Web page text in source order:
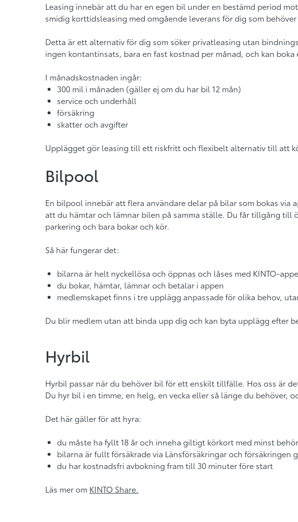
Leasing innebär att du har en egen bil under en bestämd period
smidig korttidsleasing med omgående leverans för dig som
Detta är ett alternativ för dig som söker privatleasing utan
ingen kontantinsats, bara en fast kostnad per månad, och kan
I månadskostnaden ingår:
300 mil i månaden (gäller ej om du har bil 12 mån)
service och underhåll
försäkring
skatter och avgifter
Upplägget gör leasing till ett riskfritt och flexibelt alternativ till att
Bilpool
En bilpool innebär att flera användare delar på bilar som bokas via
att du hämtar och lämnar bilen på samma ställe. Du får tillgång till
parkering och bara bokar och kör.
Så här fungerar det:
bilarna är helt nyckellösa och öppnas och låses med KINTO-
du bokar, hämtar, lämnar och betalar i appen
medlemskapet finns i tre upplägg anpassade för olika behov,
Du blir medlem utan att binda upp dig och kan byta upplägg efter
Hyrbil
Hyrbil passar när du behöver bil för ett enskilt tillfälle. Hos oss är
Du hyr bil i en timme, en helg, en vecka eller så länge du behöver,
Det här gäller för att hyra:
du måste ha fyllt 18 år och inneha giltigt körkort med minst
bilarna är fullt försäkrade via Länsförsäkringar och försäkringen
du har kostnadsfri avbokning fram till 30 minuter före start
Läs mer om KINTO Share.